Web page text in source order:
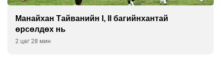
Манайхан Тайванийн I, II багийнхантай
өрсөлдөх нь
2 цаг 28 мин